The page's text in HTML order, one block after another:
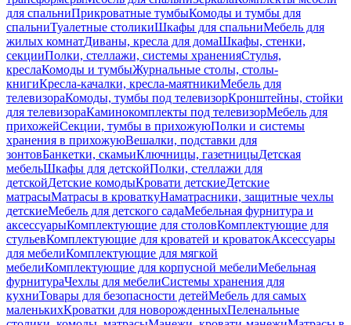
для спальниПрикроватные тумбыКомоды и тумбы для
спальниТуалетные столикиШкафы для спальниМебель для
жилых комнатДиваны, кресла для домаШкафы, стенки,
секцииПолки, стеллажи, системы храненияСтулья,
креслаКомоды и тумбыЖурнальные столы, столы-
книгиКресла-качалки, кресла-маятникиМебель для
телевизораКомоды, тумбы под телевизорКронштейны, стойки
для телевизораКаминокомплекты под телевизорМебель для
прихожейСекции, тумбы в прихожуюПолки и системы
хранения в прихожуюВешалки, подставки для
зонтовБанкетки, скамьиКлючницы, газетницыДетская
мебельШкафы для детскойПолки, стеллажи для
детскойДетские комодыКровати детскиеДетские
матрасыМатрасы в кроваткуНаматрасники, защитные чехлы
детскиеМебель для детского садаМебельная фурнитура и
аксессуарыКомплектующие для столовКомплектующие для
стульевКомплектующие для кроватей и кроватокАксессуары
для мебелиКомплектующие для мягкой
мебелиКомплектующие для корпусной мебелиМебельная
фурнитураЧехлы для мебелиСистемы хранения для
кухниТовары для безопасности детейМебель для самых
маленькихКроватки для новорожденныхПеленальные